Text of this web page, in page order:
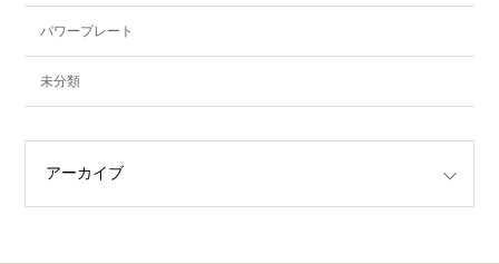
パワープレート
未分類